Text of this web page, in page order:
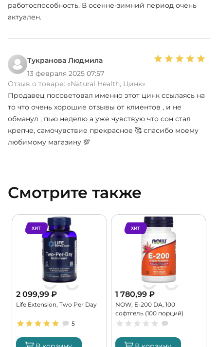
работоспособность. В осенне-зимний период очень
актуален.
Тукранова Людмила
13 февраля 2025 07:57
Отзыв о товаре: «Natural Health, Цинк»
Продавец посоветовал именно этот цинк ссылаясь на
то что очень хорошие отзывы от клиентов , и не
обманул , пью неделю а уже чувствую что сон стал
крепче, самочувствие прекрасное 🥰 спасибо моему
любимому магазину 💯
Смотрите также
ХИТ
2 099,99 ₽
Life Extension, Two Per Day
5
ХИТ
1 780,99 ₽
NOW, E-200 DA, 100
софтгель (100 порций)